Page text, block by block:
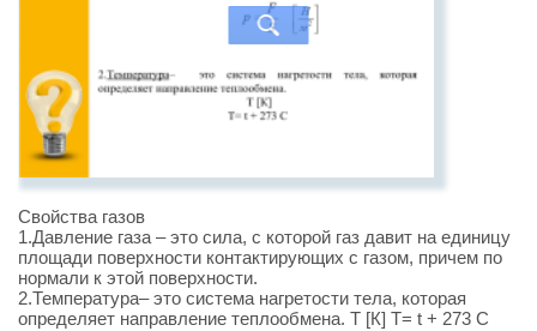
Свойства газов
1.Давление газа – это сила, с которой газ давит на единицу
площади поверхности контактирующих с газом, причем по
нормали к этой поверхности.
2.Температура– это система нагретости тела, которая
определяет направление теплообмена. T [К] Т= t + 273 C